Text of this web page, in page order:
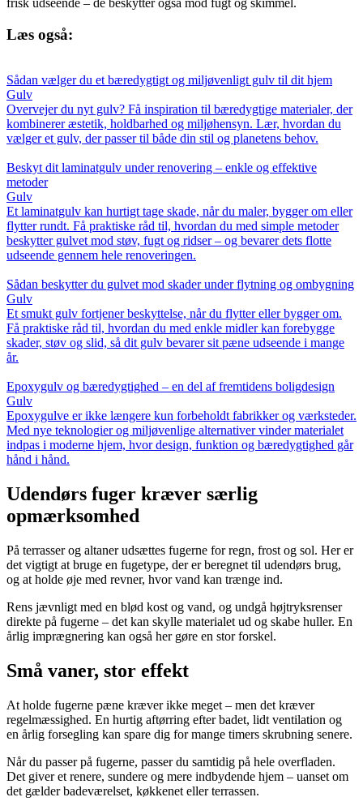
Læs også:
Sådan vælger du et bæredygtigt og miljøvenligt gulv til dit hjem
Gulv
Overvejer du nyt gulv? Få inspiration til bæredygtige materialer, der
kombinerer æstetik, holdbarhed og miljøhensyn. Lær, hvordan du
vælger et gulv, der passer til både din stil og planetens behov.
Beskyt dit laminatgulv under renovering – enkle og effektive
metoder
Gulv
Et laminatgulv kan hurtigt tage skade, når du maler, bygger om eller
flytter rundt. Få praktiske råd til, hvordan du med simple metoder
beskytter gulvet mod støv, fugt og ridser – og bevarer dets flotte
udseende gennem hele renoveringen.
Sådan beskytter du gulvet mod skader under flytning og ombygning
Gulv
Et smukt gulv fortjener beskyttelse, når du flytter eller bygger om.
Få praktiske råd til, hvordan du med enkle midler kan forebygge
skader, støv og slid, så dit gulv bevarer sit pæne udseende i mange
år.
Epoxygulv og bæredygtighed – en del af fremtidens boligdesign
Gulv
Epoxygulve er ikke længere kun forbeholdt fabrikker og værksteder.
Med nye teknologier og miljøvenlige alternativer vinder materialet
indpas i moderne hjem, hvor design, funktion og bæredygtighed går
hånd i hånd.
Udendørs fuger kræver særlig
opmærksomhed
På terrasser og altaner udsættes fugerne for regn, frost og sol. Her er
det vigtigt at bruge en fugetype, der er beregnet til udendørs brug,
og at holde øje med revner, hvor vand kan trænge ind.
Rens jævnligt med en blød kost og vand, og undgå højtryksrenser
direkte på fugerne – det kan skylle materialet ud og skabe huller. En
årlig imprægnering kan også her gøre en stor forskel.
Små vaner, stor effekt
At holde fugerne pæne kræver ikke meget – men det kræver
regelmæssighed. En hurtig aftørring efter badet, lidt ventilation og
en årlig forsegling kan spare dig for mange timers skrubning senere.
Når du passer på fugerne, passer du samtidig på hele overfladen.
Det giver et renere, sundere og mere indbydende hjem – uanset om
det gælder badeværelset, køkkenet eller terrassen.